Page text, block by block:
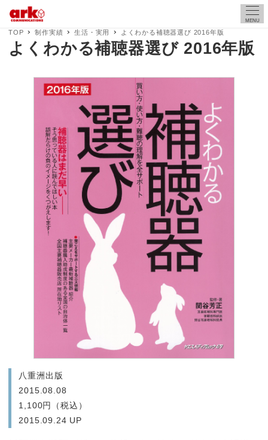
MENU
TOP 制作実績 生活・実用 よくわかる補聴器選び 2016年版
よくわかる補聴器選び 2016年版
八重洲出版
2015.08.08
1,100円（税込）
2015.09.24 UP